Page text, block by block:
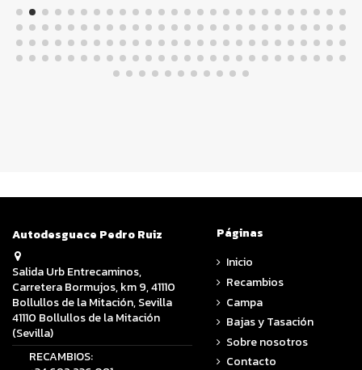
Autodesguace Pedro Ruiz
Salida Urb Entrecaminos,
Carretera Bormujos, km 9, 41110
Bollullos de la Mitación, Sevilla
41110 Bollullos de la Mitación
(Sevilla)
RECAMBIOS:
Páginas
Inicio
Recambios
Campa
Bajas y Tasación
Sobre nosotros
Contacto